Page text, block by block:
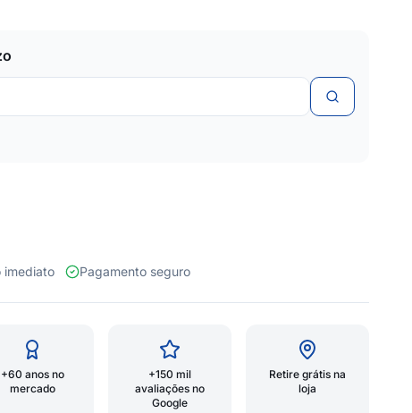
imediato Pagamento seguro
+60 anos no
mercado
+150 mil
avaliações no
Google
Retire grátis na
loja